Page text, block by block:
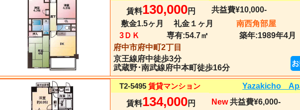
賃料130,000円
共益費¥10,000-
敷金1.5ヶ月
礼金１ヶ月
南西角部屋
3ＤＫ
専有:54.7㎡ 築年:1989年4月
府中市府中町2丁目
京王線府中徒歩3分
武蔵野･南武線府中本町徒歩16分
T2-5495 賃貸マンション Yazakicho
賃料134,000円 New 共益費¥6,000-